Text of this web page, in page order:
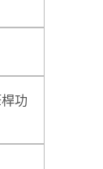
功